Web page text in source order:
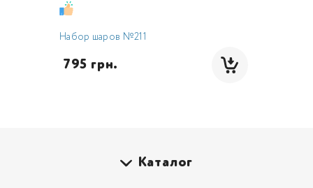
Набор шаров №211
795 грн.
Каталог